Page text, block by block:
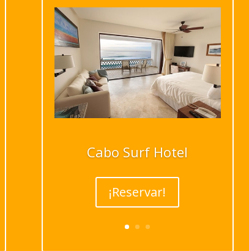
Cabo Surf Hotel
¡Reservar!